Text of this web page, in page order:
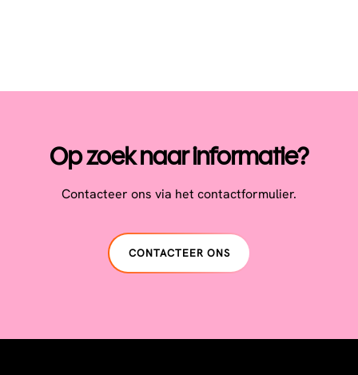
Op zoek naar informatie?
Contacteer ons via het contactformulier.
CONTACTEER ONS